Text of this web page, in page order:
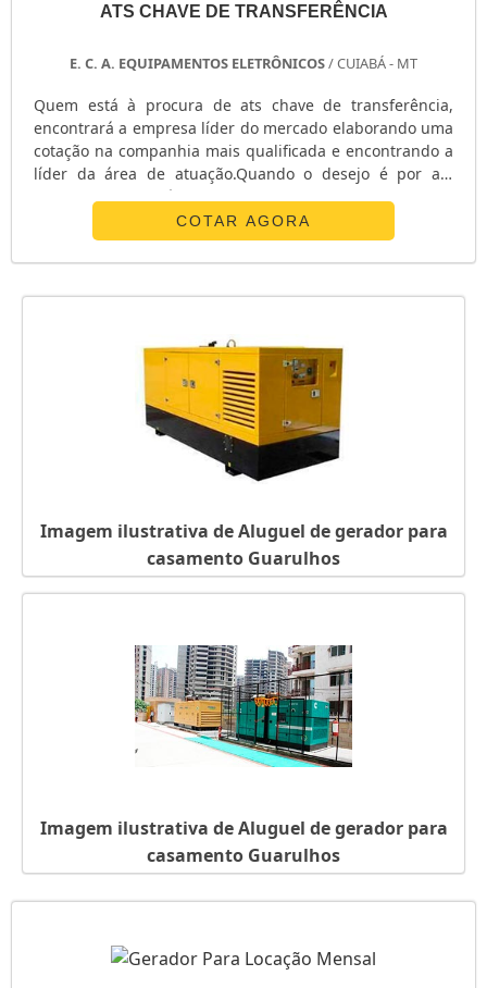
ATS CHAVE DE TRANSFERÊNCIA
E. C. A. EQUIPAMENTOS ELETRÔNICOS/ CUIABÁ - MT
Quem está à procura de ats chave de transferência,
encontrará a empresa líder do mercado elaborando uma
cotação na companhia mais qualificada e encontrando a
líder da área de atuação.Quando o desejo é por ats
chave de transferência, com os profissionais da E. C. A.
Equipamentos Eletrônicos o cliente receberá
assertividade com pagamento acessível.UM POUCO MAIS
SOBRE ATS CHAVE DE TRANSFERÊNCIAA E. C. A.
COTAR AGORA
Imagem ilustrativa de Aluguel de gerador para
casamento Guarulhos
Imagem ilustrativa de Aluguel de gerador para
casamento Guarulhos